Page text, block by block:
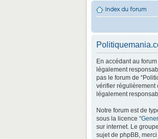
Index du forum
En accédant au forum
légalement
pas le forum de
vérifier régulièrement
légalement
Notre forum est de
sous la licence “
sur internet. Le
sujet de phpBB,